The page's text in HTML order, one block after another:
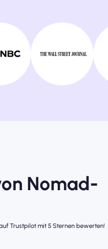
Nomad-
Trustpilot mit 5 Sternen bewerten!